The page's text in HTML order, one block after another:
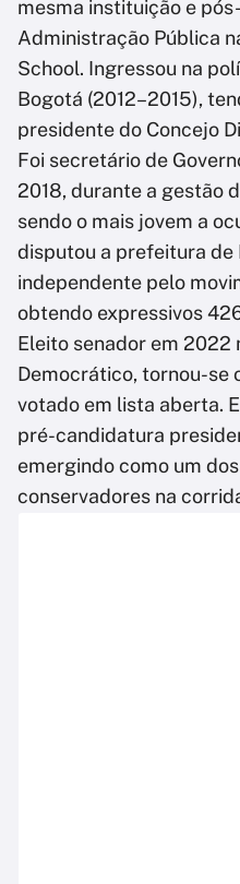
mesma instituição e
Administração Pública
School. Ingressou na
Bogotá (2012–2015),
presidente do Concejo
Foi secretário de
2018, durante a gestão
sendo o mais jovem a
disputou a prefeitura
independente pelo
obtendo expressivos
Eleito senador em 2022
Democrático, tornou-se
votado em lista aberta.
pré-candidatura
emergindo como um
conservadores na